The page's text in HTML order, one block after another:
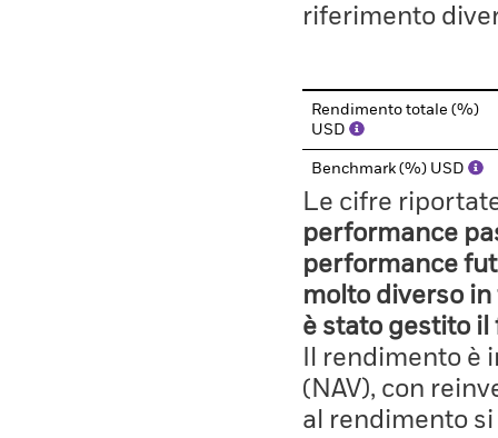
riferimento
Rendimento totale (%)
USD
Benchmark (%) USD
Le cifre
performance
performance
molto diverso
è stato gestito il
Il rendimento è
(NAV), con
al rendimento si